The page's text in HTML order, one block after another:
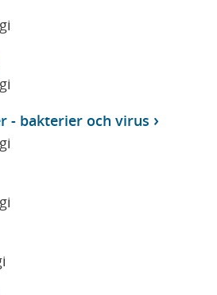
- bakterier och virus